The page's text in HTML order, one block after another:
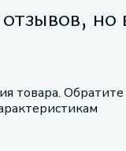
товара.